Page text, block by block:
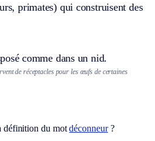
primates) qui construisent des
comme dans un nid.
de réceptacles pour les œufs de certaines
définition du motdéconneur?